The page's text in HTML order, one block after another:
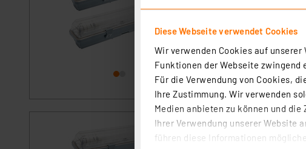
Diese Webseite verwendet Cookies
Wir verwenden Cookies auf
Funktionen der Webseite zwingend
Für die Verwendung von Cookies,
Ihre Zustimmung. Wir verwenden
Medien anbieten zu können und
Ihrer Verwendung unserer Website
führen diese Informationen
Garagen, Carports,
strapazierfähig und haben
Leuchtstofflampen
Geldbeutel.
Voraussichtliche
Versand an DHL
Müller Licht 3er-Set 16-
4000 K, IP65, 120 cm